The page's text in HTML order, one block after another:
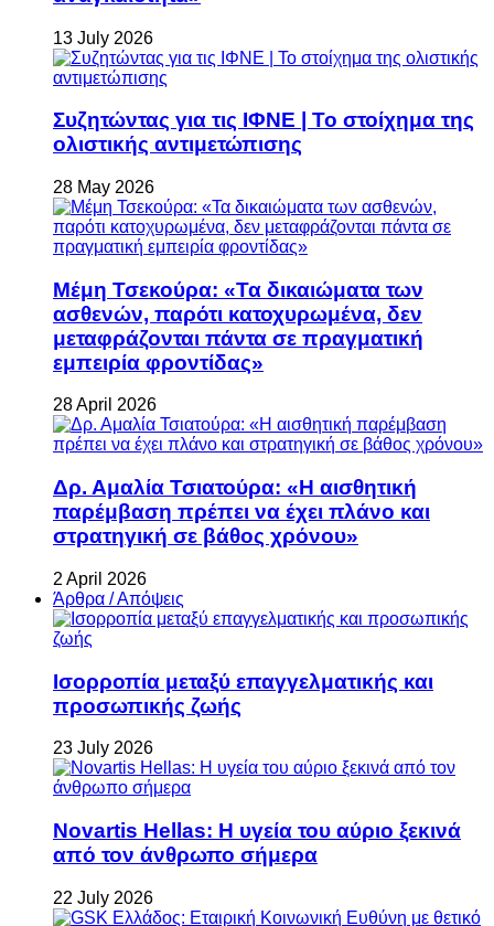
13 July 2026
Συζητώντας για τις ΙΦΝΕ | Το στοίχημα της
ολιστικής αντιμετώπισης
28 May 2026
Μέμη Τσεκούρα: «Τα δικαιώματα των
ασθενών, παρότι κατοχυρωμένα, δεν
μεταφράζονται πάντα σε πραγματική
εμπειρία φροντίδας»
28 April 2026
Δρ. Αμαλία Τσιατούρα: «Η αισθητική
παρέμβαση πρέπει να έχει πλάνο και
στρατηγική σε βάθος χρόνου»
2 April 2026
Άρθρα / Απόψεις
Ισορροπία μεταξύ επαγγελματικής και
προσωπικής ζωής
23 July 2026
Novartis Hellas: Η υγεία του αύριο ξεκινά
από τον άνθρωπο σήμερα
22 July 2026